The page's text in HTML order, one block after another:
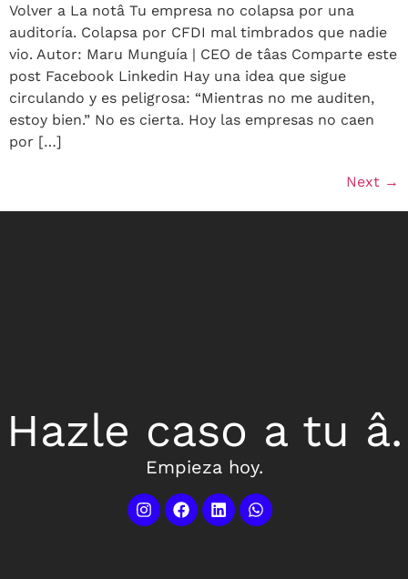
Volver a La notâ Tu empresa no colapsa por una
auditoría. Colapsa por CFDI mal timbrados que nadie
vio. Autor: Maru Munguía | CEO de tâas Comparte este
post Facebook Linkedin Hay una idea que sigue
circulando y es peligrosa: “Mientras no me auditen,
estoy bien.” No es cierta. Hoy las empresas no caen
por […]
Next →
Hazle caso a tu â.
Empieza hoy.